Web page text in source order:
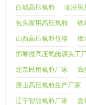
白城高压氧舱 临汾民
包头家用高压氧舱 铁
山西高压氧舱价格 衡
邯郸微高压氧舱源头工
北京民用氧舱厂家 廊
唐山高压氧舱生产厂家
辽宁智能氧舱厂家 盘